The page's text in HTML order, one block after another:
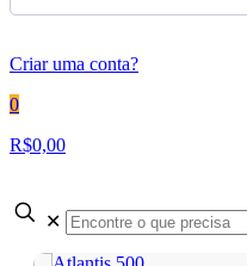
Criar uma conta?
0
R$0,00
✕